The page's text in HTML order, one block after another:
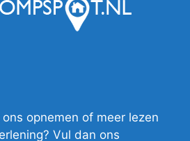
opnemen of meer lezen
Vul dan ons